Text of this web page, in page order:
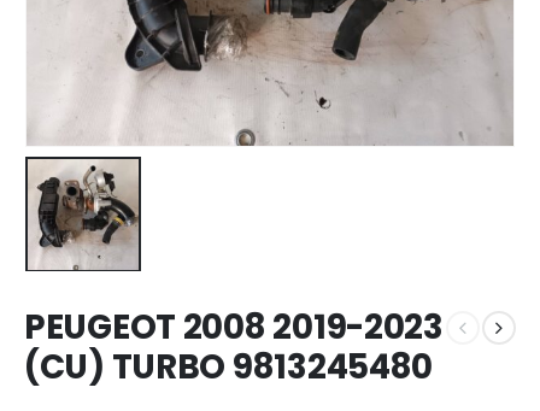
PEUGEOT 2008 2019-2023
(CU) TURBO 9813245480